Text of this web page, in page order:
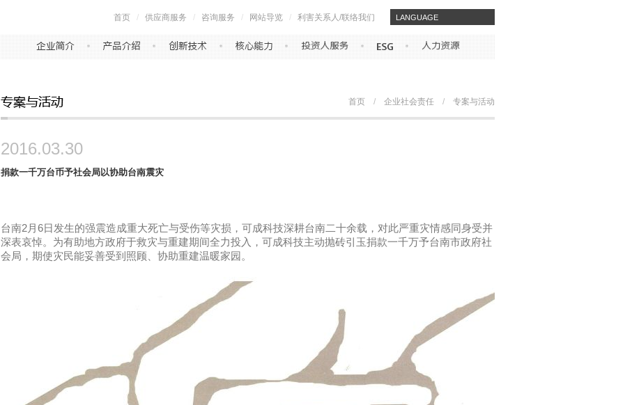
首页 / 企业社会责任 / 专案与活动
2016.03.30
捐款一千万台币予社会局以协助台南震灾
台南2月 6日发生的强震造成重大死亡与受伤等灾损，可成科技深耕台南二十余载，对此严重灾情感同身受并
深表哀悼。为有助地方政府于救灾与重建期间全力投入，可成科技主动抛砖引玉捐款一千万予台南市政府社
会局，期使灾民能妥善受到照顾、协助重建温暖家园。
首页 / 供应商服务 / 咨询服务 / 网站导览 / 利害关系人/联络我们 ​​LANGUAGE